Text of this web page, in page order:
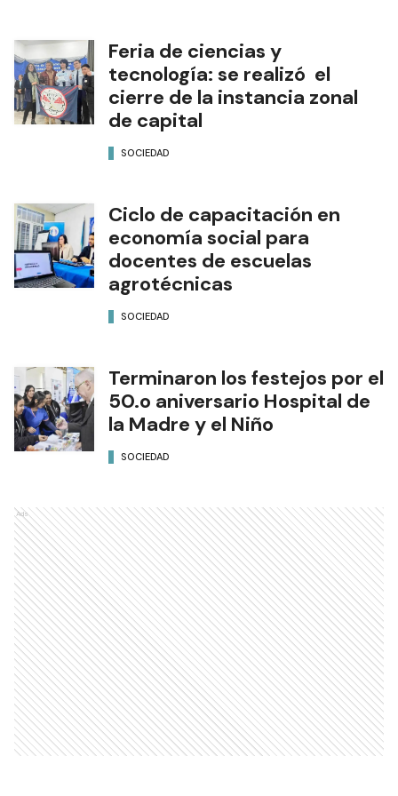
Feria de ciencias y
tecnología: se realizó el
cierre de la instancia zonal
de capital
SOCIEDAD
Ciclo de capacitación en
economía social para
docentes de escuelas
agrotécnicas
SOCIEDAD
Terminaron los festejos por el
50.o aniversario Hospital de
la Madre y el Niño
SOCIEDAD
Ads